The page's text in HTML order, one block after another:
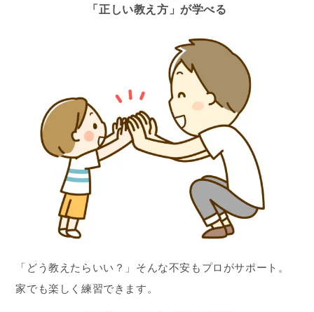
「正しい教え方」が学べる
「どう教えたらいい？」そんな不安もプロがサポート。
家でも楽しく練習できます。